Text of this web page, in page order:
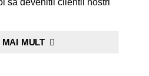
sa devenitii clientii nostri
MULT